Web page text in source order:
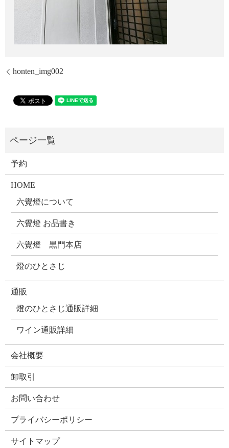
honten_img002
予約
HOME
六覺燈について
六覺燈 お品書き
六覺燈 黒門本店
燈のひとさじ
通販
燈のひとさじ通販詳細
ワイン通販詳細
会社概要
卸取引
お問い合わせ
プライバシーポリシー
サイトマップ